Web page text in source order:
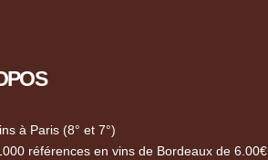
à Paris (8° et 7°)
références en vins de Bordeaux de 6.00€